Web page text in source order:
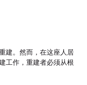
建。然而，在这座人居
工作，重建者必须从根